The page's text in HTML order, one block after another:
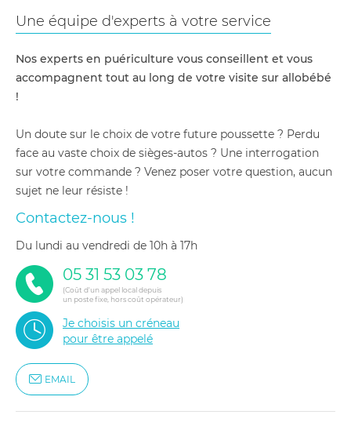
Une équipe d'experts à votre service
Nos experts en puériculture vous conseillent et vous
accompagnent tout au long de votre visite sur allobébé
!
Un doute sur le choix de votre future poussette ? Perdu
face au vaste choix de sièges-autos ? Une interrogation
sur votre commande ? Venez poser votre question, aucun
sujet ne leur résiste !
Contactez-nous !
du lundi au vendredi de 10h à 17h
05 31 53 03 78
(Coût d'un appel local depuis
un poste fixe, hors coût opérateur)
Je choisis un créneau
pour être appelé
EMAIL